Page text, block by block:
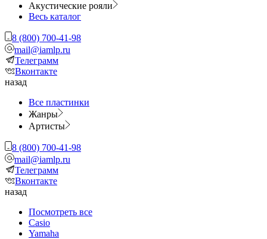
Акустические рояли
Весь каталог
8 (800) 700-41-98
mail@iamlp.ru
Телеграмм
Вконтакте
назад
Все пластинки
Жанры
Артисты
8 (800) 700-41-98
mail@iamlp.ru
Телеграмм
Вконтакте
назад
Посмотреть все
Casio
Yamaha